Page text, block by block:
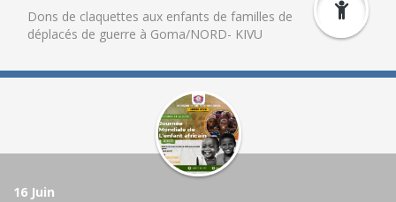
Dons de claquettes aux enfants de familles de
déplacés de guerre à Goma/NORD- KIVU
16 Juin